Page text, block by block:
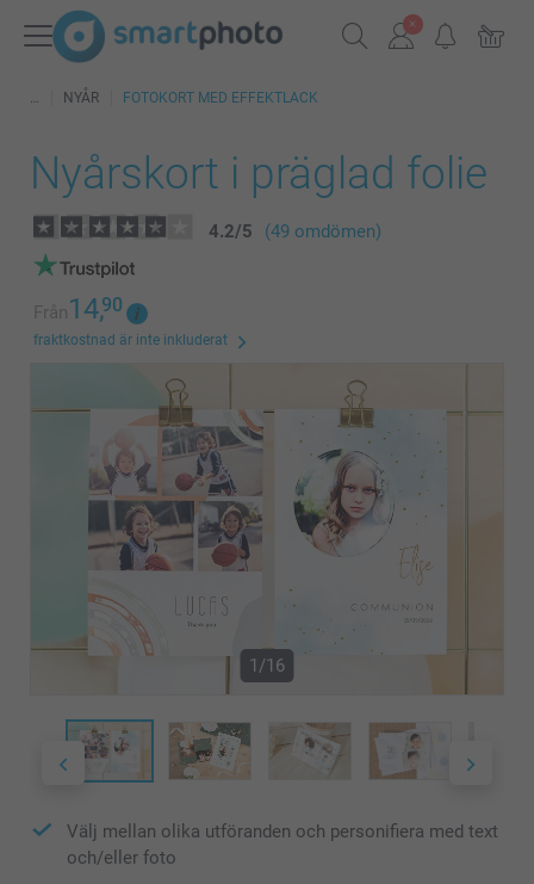
NYÅR FOTOKORT MED EFFEKTLACK
Nyårskort i präglad folie
4.2/5 (49 omdömen)
Från14,90
fraktkostnad är inte inkluderat
1/16
Välj mellan olika utföranden och personifiera med text
och/eller foto